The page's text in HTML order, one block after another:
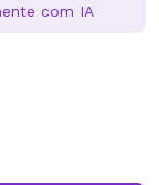
com IA